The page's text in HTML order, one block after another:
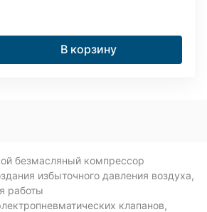
В корзину
безмасляный компрессор
избыточного давления воздуха,
работы
клапанов,